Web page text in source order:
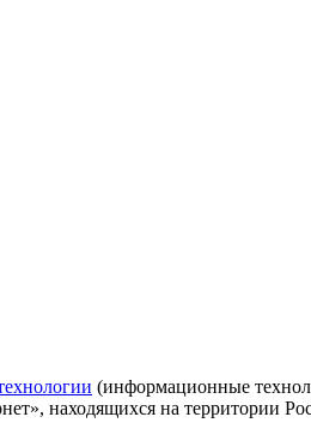
(информационные
находящихся на территории